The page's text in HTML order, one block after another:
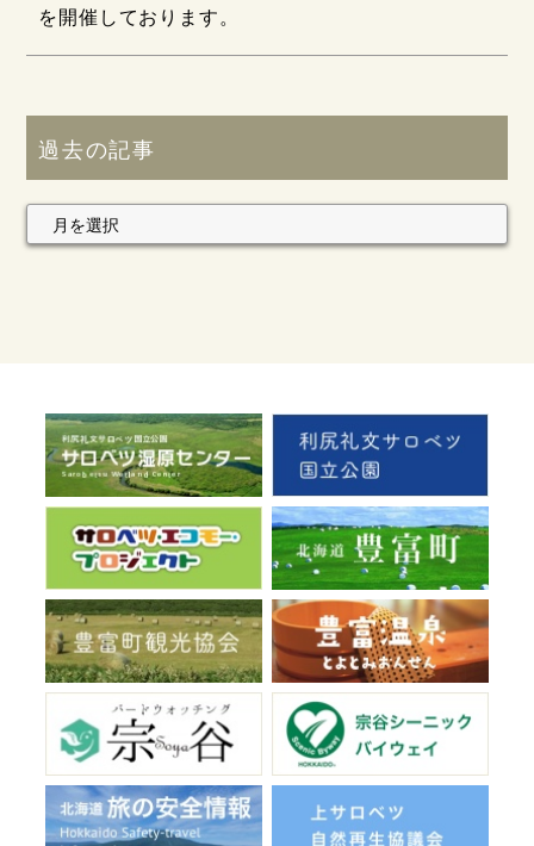
を開催しております。
過去の記事